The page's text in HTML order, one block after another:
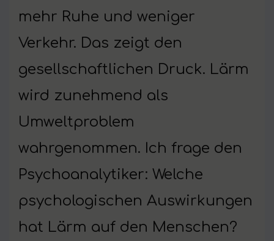
mehr Ruhe und weniger
Verkehr. Das zeigt den
gesellschaftlichen Druck. Lärm
wird zunehmend als
Umweltproblem
wahrgenommen. Ich frage den
Psychoanalytiker: Welche
psychologischen Auswirkungen
hat Lärm auf den Menschen?